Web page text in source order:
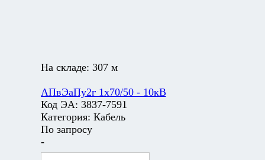
На складе: 307 м
АПвЭаПу2г 1х70/50 - 10кВ
Код ЭА: 3837-7591
Категория: Кабель
По запросу
-